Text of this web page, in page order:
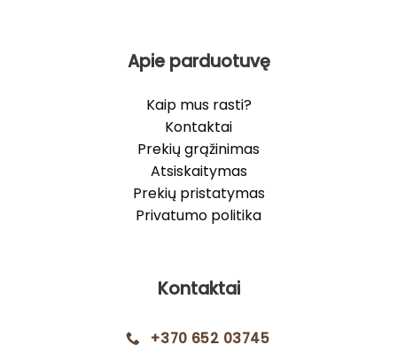
Apie parduotuvę
Kaip mus rasti?
Kontaktai
Prekių grąžinimas
Atsiskaitymas
Prekių pristatymas
Privatumo politika
Kontaktai
+370 652 03745